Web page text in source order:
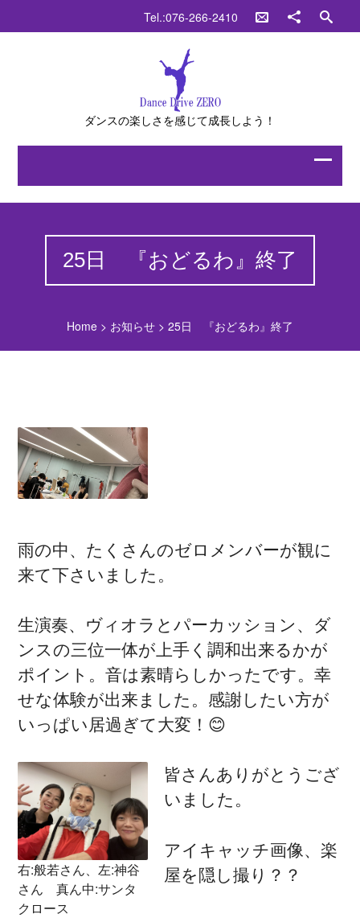
Tel.:076-266-2410
ダンスの楽しさを感じて成長しよう！
25日 『おどるわ』終了
Home> お知らせ> 25日 『おどるわ』終了
雨の中、たくさんのゼロメンバーが観に
来て下さいました。
生演奏、ヴィオラとパーカッション、ダ
ンスの三位一体が上手く調和出来るかが
ポイント。音は素晴らしかったです。幸
せな体験が出来ました。感謝したい方が
いっぱい居過ぎて大変！😊
右:般若さん、左:神谷
さん 真ん中:サンタ
クロース
皆さんありがとうござ
いました。
アイキャッチ画像、楽
屋を隠し撮り？？